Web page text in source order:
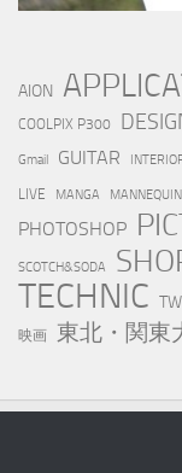
AION
COOLPIX P300
Gmail GUITAR
LIVE MANGA
PHOTOSHOP
SCOTCH&SODA
TECHNIC
映画 東北・関東